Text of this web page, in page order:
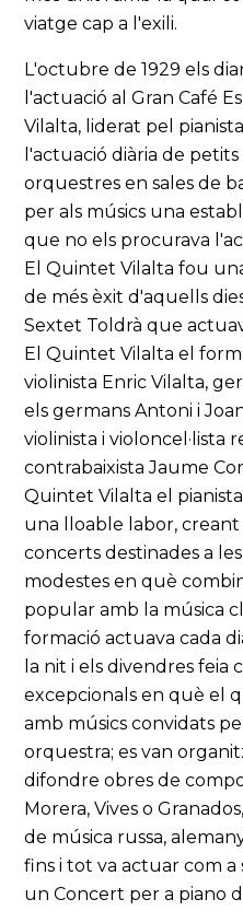
viatge cap a l'exili.
L'octubre de 1929 els
l'actuació al Gran Café
Vilalta, liderat pel
l'actuació diària de
orquestres en sales de
per als músics una
que no els procurava
El Quintet Vilalta fou
de més èxit d'aquells
Sextet Toldrà que
El Quintet Vilalta el
violinista Enric Vilalta,
els germans Antoni i
violinista i violoncel·lista
contrabaixista Jaume
Quintet Vilalta el
una lloable labor,
concerts destinades a les
modestes en què
popular amb la música
formació actuava cada
la nit i els divendres feia
excepcionals en què el
amb músics convidats
orquestra; es van
difondre obres de
Morera, Vives o
de música russa,
fins i tot va actuar com
un Concert per a piano